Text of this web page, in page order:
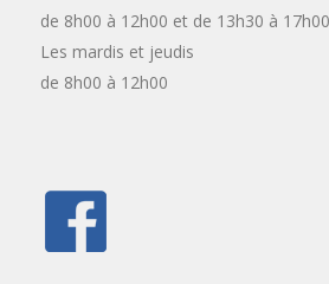
de 8h00 à 12h00 et de 13h30 à 17h00
Les mardis et jeudis
de 8h00 à 12h00